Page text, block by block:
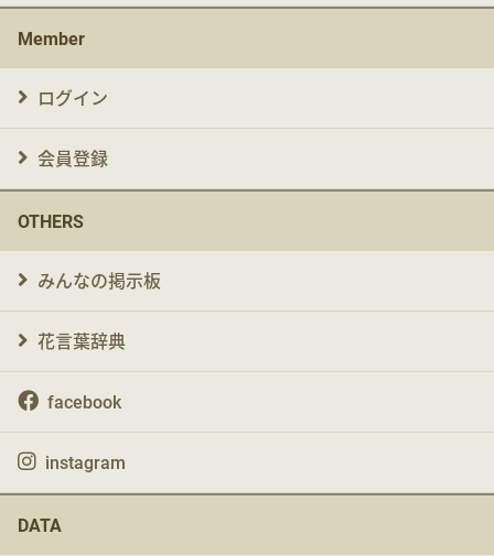
Member
ログイン
会員登録
OTHERS
みんなの掲示板
花言葉辞典
facebook
instagram
DATA